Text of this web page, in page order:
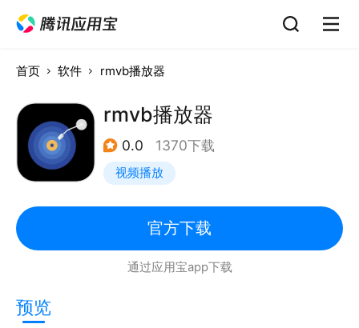
首页 软件 rmvb播放器
rmvb播放器
0.0 1370下载
视频播放
官方下载
通过应用宝app下载
预览